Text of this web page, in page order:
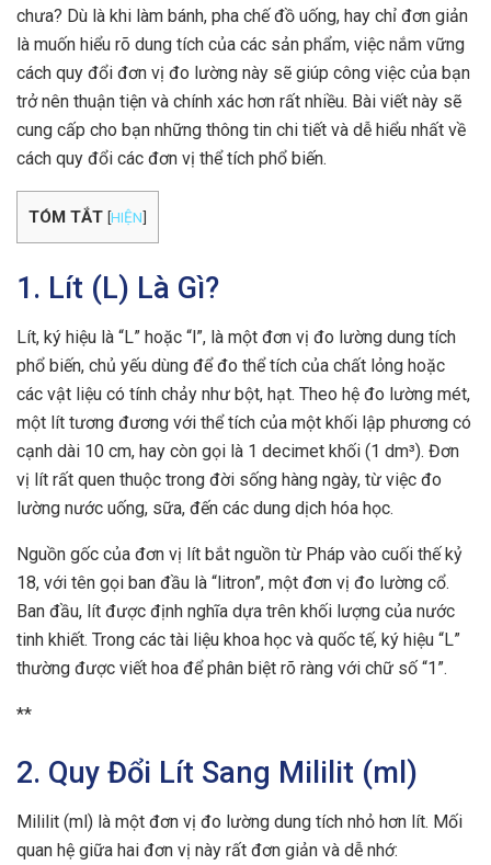
chưa? Dù là khi làm bánh, pha chế đồ uống, hay chỉ đơn giản
là muốn hiểu rõ dung tích của các sản phẩm, việc nắm vững
cách quy đổi đơn vị đo lường này sẽ giúp công việc của bạn
trở nên thuận tiện và chính xác hơn rất nhiều. Bài viết này sẽ
cung cấp cho bạn những thông tin chi tiết và dễ hiểu nhất về
cách quy đổi các đơn vị thể tích phổ biến.
TÓM TẮT [HIỆN]
1. Lít (L) Là Gì?
Lít, ký hiệu là “L” hoặc “l”, là một đơn vị đo lường dung tích
phổ biến, chủ yếu dùng để đo thể tích của chất lỏng hoặc
các vật liệu có tính chảy như bột, hạt. Theo hệ đo lường mét,
một lít tương đương với thể tích của một khối lập phương có
cạnh dài 10 cm, hay còn gọi là 1 decimet khối (1 dm³). Đơn
vị lít rất quen thuộc trong đời sống hàng ngày, từ việc đo
lường nước uống, sữa, đến các dung dịch hóa học.
Nguồn gốc của đơn vị lít bắt nguồn từ Pháp vào cuối thế kỷ
18, với tên gọi ban đầu là “litron”, một đơn vị đo lường cổ.
Ban đầu, lít được định nghĩa dựa trên khối lượng của nước
tinh khiết. Trong các tài liệu khoa học và quốc tế, ký hiệu “L”
thường được viết hoa để phân biệt rõ ràng với chữ số “1”.
**
2. Quy Đổi Lít Sang Mililit (ml)
Mililit (ml) là một đơn vị đo lường dung tích nhỏ hơn lít. Mối
quan hệ giữa hai đơn vị này rất đơn giản và dễ nhớ: